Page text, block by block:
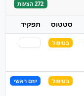
272 הצעות
סטטוס
תפקיד
בטיפול
בטיפול יוזם ראשי